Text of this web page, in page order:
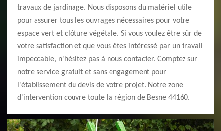
travaux de jardinage. Nous disposons du matériel utile
pour assurer tous les ouvrages nécessaires pour votre
espace vert et clôture végétale. Si vous voulez être sûr de
votre satisfaction et que vous êtes intéressé par un travail
impeccable, n'hésitez pas à nous contacter. Comptez sur
notre service gratuit et sans engagement pour
l'établissement du devis de votre projet. Notre zone
d'intervention couvre toute la région de Besne 44160.